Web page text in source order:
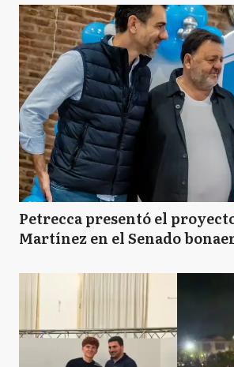
Petrecca presentó el
Martínez en el Senado